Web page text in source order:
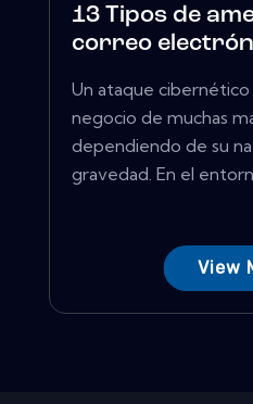
13 Tipos de
correo
Un ataque
negocio de muchas
dependiendo de su
gravedad. En el
View